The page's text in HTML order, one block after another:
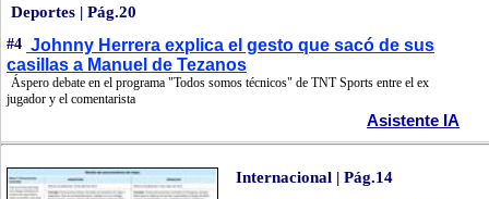
Deportes | Pág.20
#4 Johnny Herrera explica el gesto que sacó de sus
casillas a Manuel de Tezanos
Áspero debate en el programa "Todos somos técnicos" de TNT Sports entre el ex
jugador y el comentarista
Asistente IA
Internacional | Pág.14